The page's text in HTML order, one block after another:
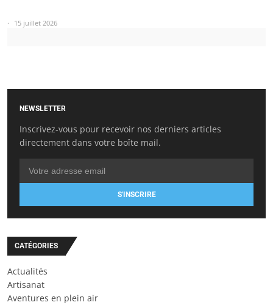
15 juillet 2026
NEWSLETTER
Inscrivez-vous pour recevoir nos derniers articles
directement dans votre boîte mail.
S'INSCRIRE
CATÉGORIES
Actualités
Artisanat
Aventures en plein air